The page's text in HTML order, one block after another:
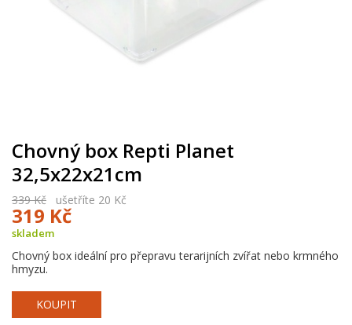
Chovný box Repti Planet
32,5x22x21cm
339 Kč ušetříte 20 Kč
319 Kč
skladem
Chovný box ideální pro přepravu terarijních zvířat nebo krmného
hmyzu.
KOUPIT